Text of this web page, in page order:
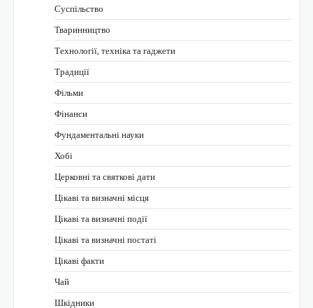
Суспільство
Тваринництво
Технології, техніка та гаджети
Традиції
Фільми
Фінанси
Фундаментальні науки
Хобі
Церковні та святкові дати
Цікаві та визначні місця
Цікаві та визначні події
Цікаві та визначні постаті
Цікаві факти
Чай
Шкідники